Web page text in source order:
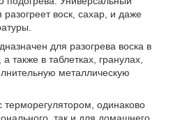
воск, сахар, и даже
для разогрева воска в
в таблетках, гранулах,
металлическую
терморегулятором, одинаково
так и для домашнего